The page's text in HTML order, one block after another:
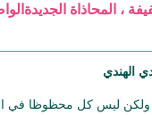
، المحاذاة
الهندي
ولكن ليس كل محظوظا